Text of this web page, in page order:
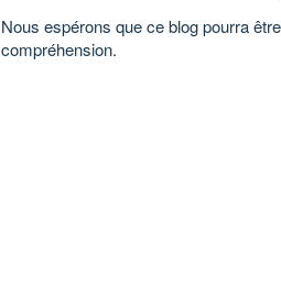
Nous espérons que ce blog pourra
compréhension.